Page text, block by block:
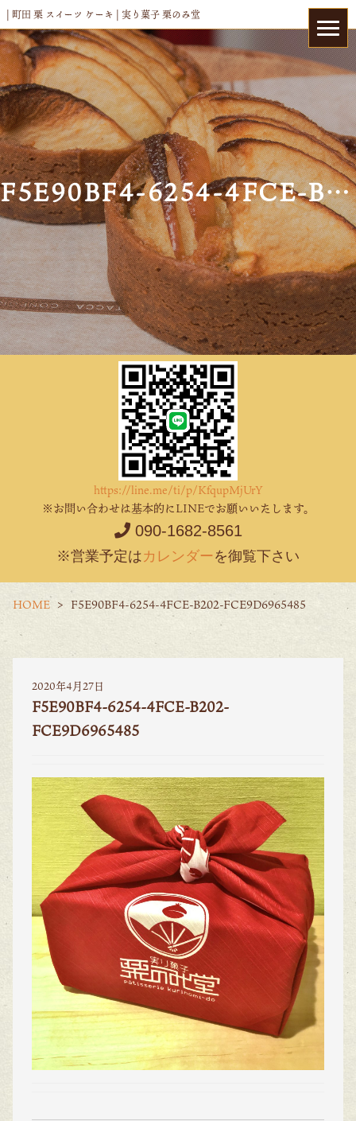
| 町田 栗 スイーツ ケーキ | 実り菓子 栗のみ堂
F5E90BF4-6254-4FCE-B202-FCE9D6965485
https://line.me/ti/p/KfqupMjUrY
※お問い合わせは基本的にLINEでお願いいたします。
090-1682-8561
※営業予定はカレンダーを御覧下さい
HOME F5E90BF4-6254-4FCE-B202-FCE9D6965485
2020年4月27日
F5E90BF4-6254-4FCE-B202-
FCE9D6965485